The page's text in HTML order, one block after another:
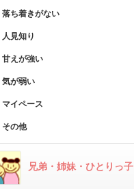
落ち着きがない
人見知り
甘えが強い
気が弱い
マイペース
その他
兄弟・姉妹・ひとりっ子